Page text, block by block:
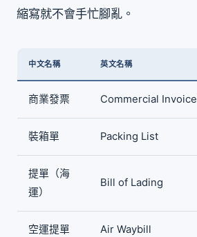
縮寫就不會手忙腳亂。
中文名稱 英文名稱
商業發票 Commercial Invoice
裝箱單 Packing List
提單（海
運）
Bill of Lading
空運提單 Air Waybill